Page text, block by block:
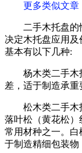
更多类似文章
二手木托盘
决定木托盘应用
基本有以下几种:
杨木类二手木
差，适于制造承重
松木类二手木
落叶松（黄花松
常用材种之一。白
于制造精细包装物